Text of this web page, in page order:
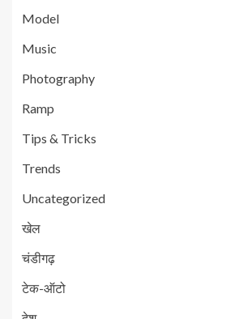
Model
Music
Photography
Ramp
Tips & Tricks
Trends
Uncategorized
खेल
चंडीगढ़
टेक-ऑटो